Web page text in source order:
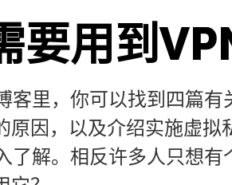
要用到
客里，你可以找到四篇
原因，以及介绍实施虚
了解。相反许多人只想